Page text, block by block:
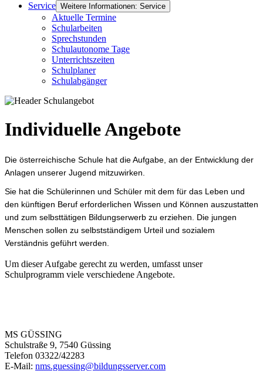
Service Weitere Informationen: Service
Aktuelle Termine
Schularbeiten
Sprechstunden
Schulautonome Tage
Unterrichtszeiten
Schulplaner
Schulabgänger
Individuelle Angebote
Die österreichische Schule hat die Aufgabe, an der Entwicklung der
Anlagen unserer Jugend mitzuwirken.
Sie hat die Schülerinnen und Schüler mit dem für das Leben und
den künftigen Beruf erforderlichen Wissen und Können auszustatten
und zum selbsttätigen Bildungserwerb zu erziehen. Die jungen
Menschen sollen zu selbstständigem Urteil und sozialem
Verständnis geführt werden.
Um dieser Aufgabe gerecht zu werden, umfasst unser
Schulprogramm viele verschiedene Angebote.
MS GÜSSING
Schulstraße 9, 7540 Güssing
Telefon 03322/42283
E-Mail: nms.guessing@bildungsserver.com